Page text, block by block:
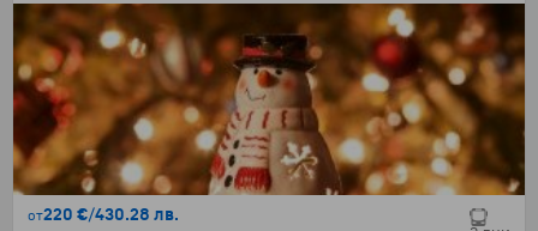
от220 €/430.28 лв.